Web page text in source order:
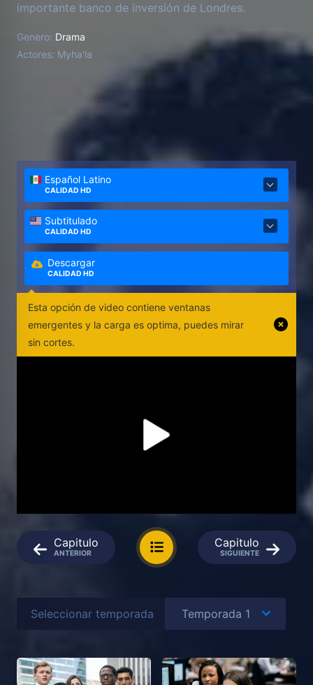
importante banco de inversión de Londres.
Genero: Drama
Actores: Myha'la
Español Latino
CALIDAD HD
Subtitulado
CALIDAD HD
Descargar
CALIDAD HD
Esta opción de video contiene ventanas
emergentes y la carga es optima, puedes mirar
sin cortes.
Capitulo
ANTERIOR
Capitulo
SIGUIENTE
Seleccionar temporada